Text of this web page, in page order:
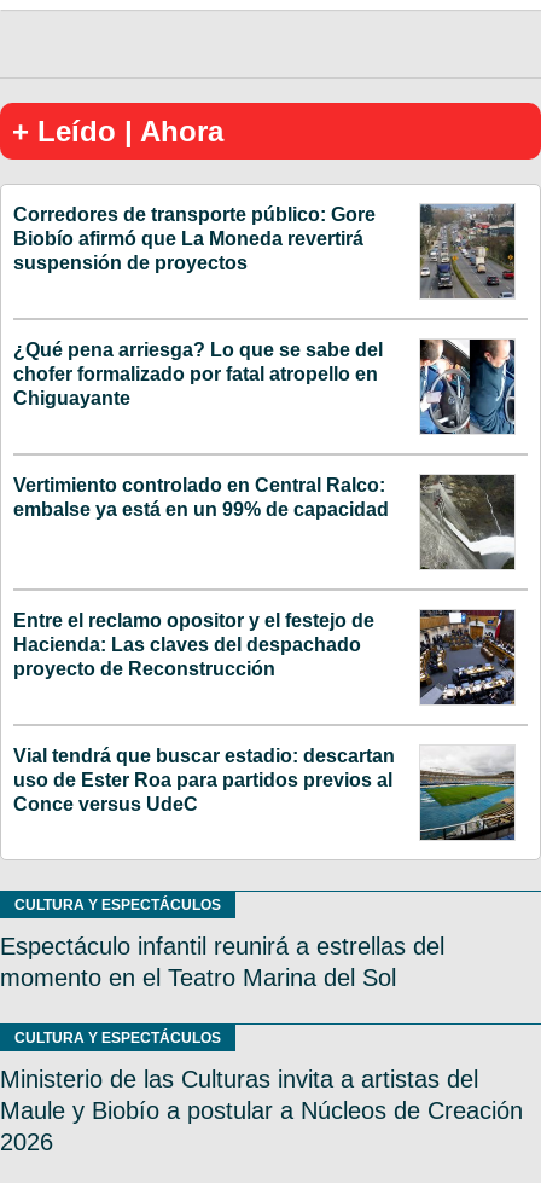
+ Leído | Ahora
Corredores de transporte público: Gore
Biobío afirmó que La Moneda revertirá
suspensión de proyectos
¿Qué pena arriesga? Lo que se sabe del
chofer formalizado por fatal atropello en
Chiguayante
Vertimiento controlado en Central Ralco:
embalse ya está en un 99% de capacidad
Entre el reclamo opositor y el festejo de
Hacienda: Las claves del despachado
proyecto de Reconstrucción
Vial tendrá que buscar estadio: descartan
uso de Ester Roa para partidos previos al
Conce versus UdeC
CULTURA Y ESPECTÁCULOS
Espectáculo infantil reunirá a estrellas del
momento en el Teatro Marina del Sol
CULTURA Y ESPECTÁCULOS
Ministerio de las Culturas invita a artistas del
Maule y Biobío a postular a Núcleos de Creación
2026